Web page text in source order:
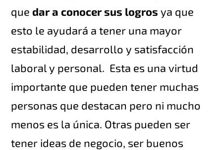
que dar a conocer sus logros ya que
esto le ayudará a tener una mayor
estabilidad, desarrollo y satisfacción
laboral y personal. Esta es una virtud
importante que pueden tener muchas
personas que destacan pero ni mucho
menos es la única. Otras pueden ser
tener ideas de negocio, ser buenos